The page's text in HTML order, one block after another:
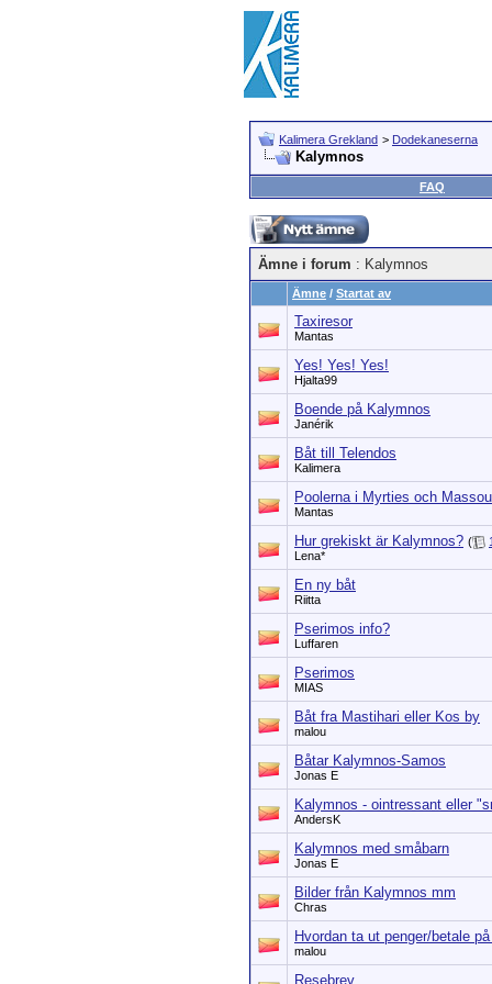
Kalimera Grekland > Dodekaneserna
Kalymnos
FAQ
Ämne i forum : Kalymnos
Ämne / Startat av
Taxiresor
Mantas
Yes! Yes! Yes!
Hjalta99
Boende på Kalymnos
Janérik
Båt till Telendos
Kalimera
Poolerna i Myrties och
Mantas
Hur grekiskt är Kalymnos? ( 1
Lena*
En ny båt
Riitta
Pserimos info?
Luffaren
Pserimos
MIAS
Båt fra Mastihari eller Kos by
malou
Båtar Kalymnos-Samos
Jonas E
Kalymnos - ointressant eller
AndersK
Kalymnos med småbarn
Jonas E
Bilder från Kalymnos mm
Chras
Hvordan ta ut penger/betale
malou
Resebrev